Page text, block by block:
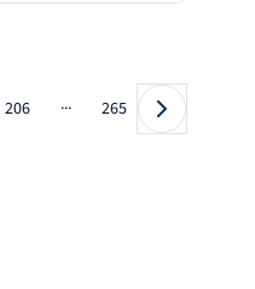
206 ... 265